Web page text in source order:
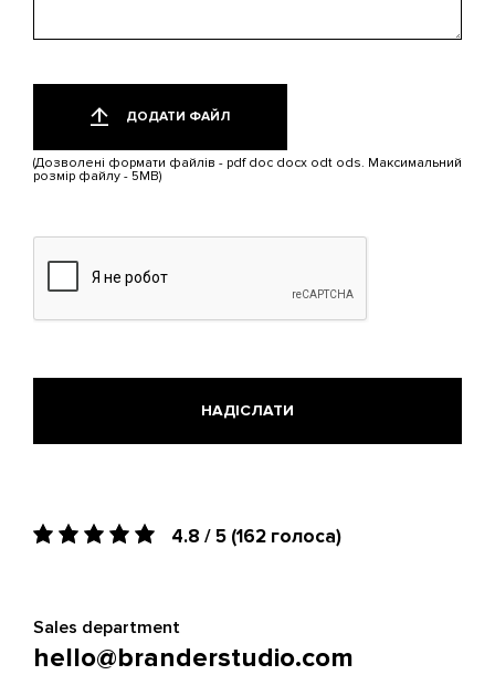
Додати
ДОДАТИ ФАЙЛ
(Дозволені формати файлів - pdf doc docx odt ods. Максимальний
розмір файлу - 5MB)
Лише
5
МБ.
pdf,
doc,
odt,
ods.
4.8 / 5 (162 голоса)
Sales department
hello@branderstudio.com